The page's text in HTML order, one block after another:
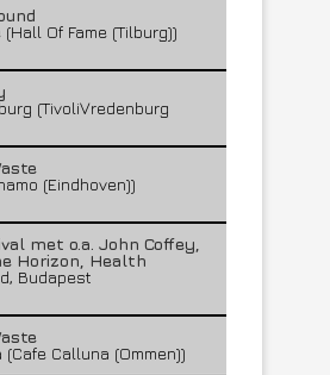
(Hall Of Fame (Tilburg))
(TivoliVredenburg
(Eindhoven))
met o.a. John Coffey,
Horizon, Health
Budapest
Calluna (Ommen))